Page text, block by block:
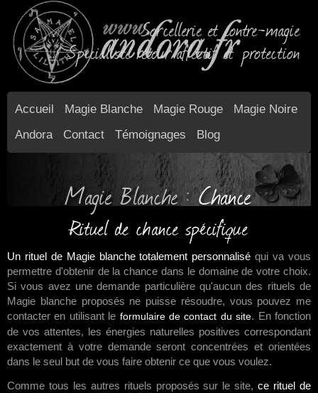
Sorcellerie et contre-magie
Spécialiste retour affectif et protection
Accueil Magie Blanche Magie Rouge
Magie Noire
Andora
Contact Témoignages Blog
Magie Blanche :Chance
Rituel de chance spécifique
Un rituel de Magie blanche totalement personnalisé qui va vous
permettre d'obtenir de la chance dans le domaine de votre choix.
Si vous avez une demande particulière qu'aucun des rituels de
Magie blanche proposés ne puisse résoudre, vous pouvez me
contacter en utilisant le formulaire de contact du site. En fonction
de vos attentes, les énergies naturelles positives correspondant
exactement à votre demande seront concentrées et orientées
dans le seul but de vous faire obtenir ce que vous voulez.
Comme tous les autres rituels proposés sur le site,ce rituel de